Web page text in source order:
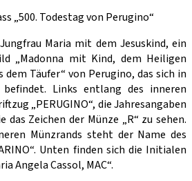
„500. Todestag von Perugino“
Maria mit dem Jesuskind, ein
„Madonna mit Kind, dem Heiligen
dem Täufer“ von Perugino, das sich in
Links entlang des inneren
„PERUGINO“, die Jahresangaben
das Zeichen der Münze „R“ zu sehen.
Münzrands steht der Name des
Unten finden sich die Initialen
Angela Cassol, MAC“.